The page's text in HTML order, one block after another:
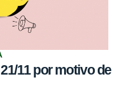
11 por motivo de